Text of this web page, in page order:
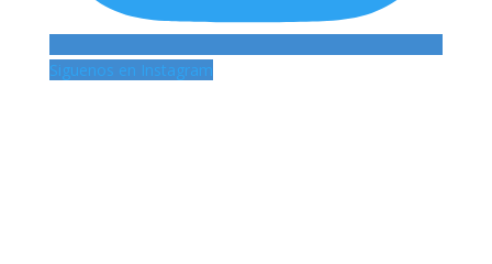
Siguenos en Instagram